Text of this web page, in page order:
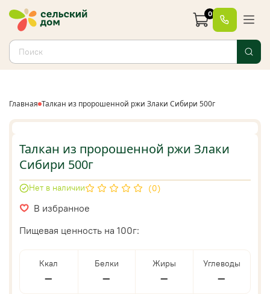
0
Главная Талкан из пророшенной ржи Злаки Сибири 500г
Талкан из пророшенной ржи Злаки
Сибири 500г
(0)
В избранное
Нет в наличии
Пищевая ценность на 100г:
Ккал
—
Белки
—
Жиры
—
Углеводы
—